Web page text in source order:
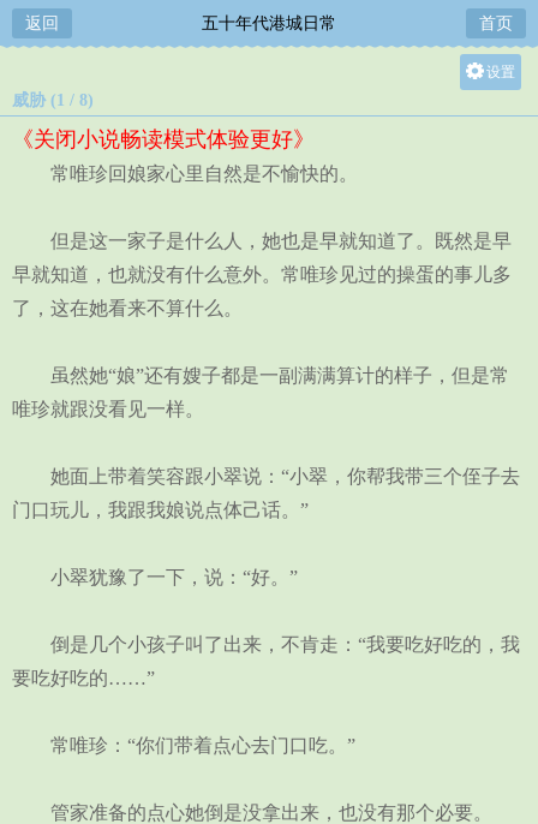
返回 五十年代港城日常 首页
设置
威胁 (1 / 8)
《关闭小说畅读模式体验更好》
常唯珍回娘家心里自然是不愉快的。
但是这一家子是什么人，她也是早就知道了。既然是早
早就知道，也就没有什么意外。常唯珍见过的操蛋的事儿多
了，这在她看来不算什么。
虽然她“娘”还有嫂子都是一副满满算计的样子，但是常
唯珍就跟没看见一样。
她面上带着笑容跟小翠说：“小翠，你帮我带三个侄子去
门口玩儿，我跟我娘说点体己话。”
小翠犹豫了一下，说：“好。”
倒是几个小孩子叫了出来，不肯走：“我要吃好吃的，我
要吃好吃的……”
常唯珍：“你们带着点心去门口吃。”
管家准备的点心她倒是没拿出来，也没有那个必要。